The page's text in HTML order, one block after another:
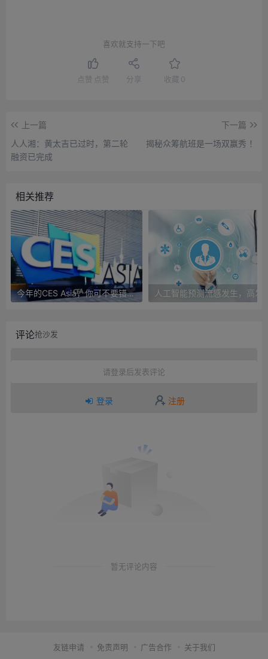
喜欢就支持一下吧
点赞 点赞 分享 收藏 0
上一篇
人人湘：黄太吉已过时，第二轮
融资已完成
下一篇
揭秘众筹航班是一场双赢秀 ！
相关推荐
今年的CES Asia，你可不要错过这些自动驾驶看点
评论抢沙发
请登录后发表评论
登录 注册
暂无评论内容
友链申请 免责声明 广告合作 关于我们